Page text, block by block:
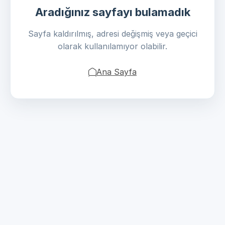
Aradığınız sayfayı bulamadık
Sayfa kaldırılmış, adresi değişmiş veya geçici
olarak kullanılamıyor olabilir.
Ana Sayfa